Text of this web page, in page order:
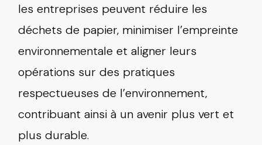
les entreprises peuvent réduire les
déchets de papier, minimiser l’empreinte
environnementale et aligner leurs
opérations sur des pratiques
respectueuses de l’environnement,
contribuant ainsi à un avenir plus vert et
plus durable.